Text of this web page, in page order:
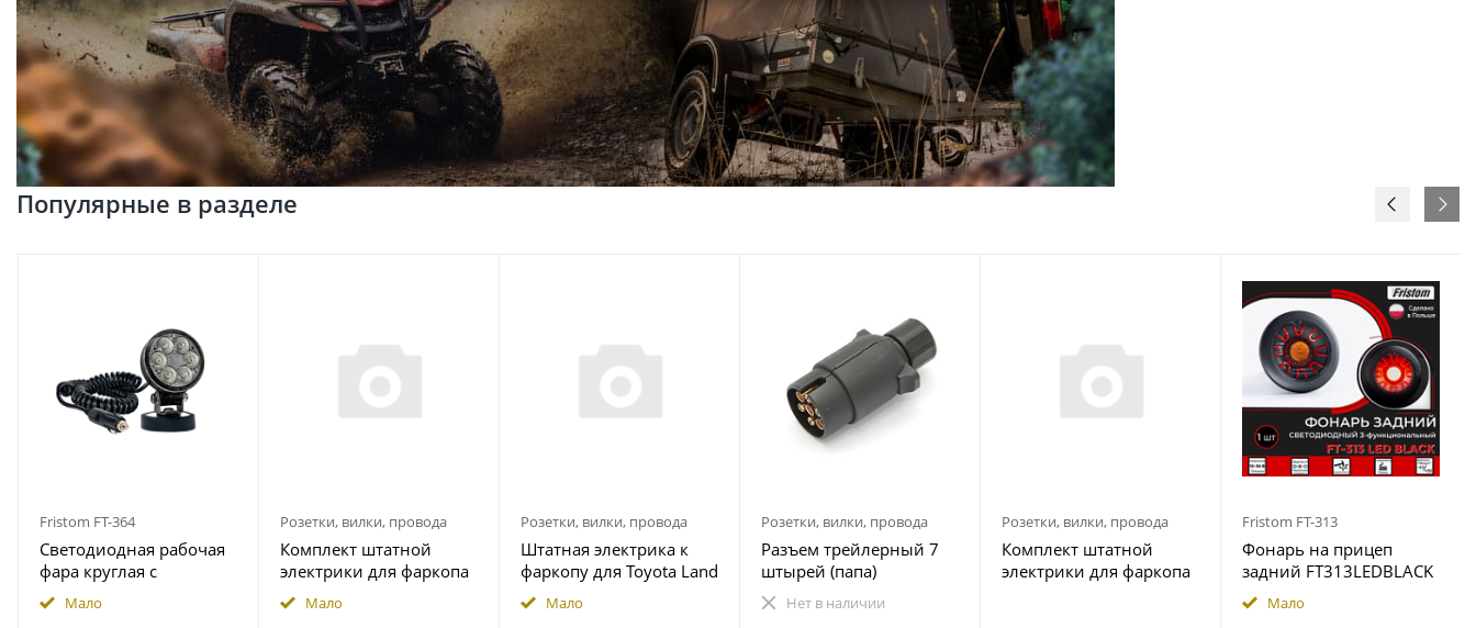
Популярные в разделе
Fristom FT-364
Светодиодная рабочая
фара круглая с
широким световым
потоком мощность
Мало
Розетки, вилки, провода
Комплект штатной
электрики для фаркопа
7-pin JAC T9 2024- с
блоком 7.1 в
Мало
Розетки, вилки, провода
Штатная электрика к
фаркопу для Toyota Land
Cruiser Prado 250 2023-
7-pin
Мало
Розетки, вилки, провода
Разъем трейлерный 7
штырей (папа)
Нет в наличии
Розетки, вилки, провода
Комплект штатной
электрики для фаркопа
Fristom FT-313
Фонарь на прицеп
задний FT313LEDBLACK
12-36В Fristom
Мало